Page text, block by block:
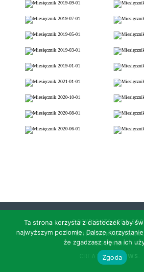
COPYRIGHTS APRA
POLITYKA
REGULAMIN
CREATED BYSNWS.
Ta strona korzysta z ciasteczek aby
najwyższym poziomie. Dalsze
że zgadzasz się na ich
Zgoda